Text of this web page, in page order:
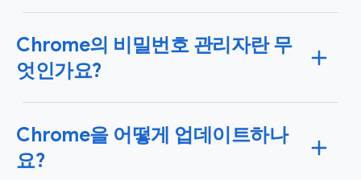
에서 사용 중인 기기에 맞는 안내를 확인해 보세요.
관리를 지원합니다. 안전 확인을 사용하여 유출된 비밀
번호, 세이프 브라우징 상태, 사용 가능한 Chrome 업데
이트를 바로 검사해 보세요.
능 자세히 알아보기
Chrome의 비밀번호 관리자란 무
엇인가요?
인에서 비밀번호를 손쉽게 저장, 관리, 보호할 수 있습니
다. 또한 사용 중인 모든 계정에 안전하고 고유한 비밀번
호를 만들 수 있습니다.
Chrome을 어떻게 업데이트하나
요?